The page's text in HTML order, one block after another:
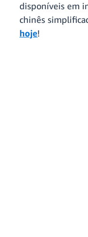
disponíveis em
chinês
hoje!